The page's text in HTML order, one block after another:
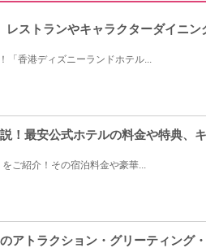
ストランやキャラクターダイニン
「香港ディズニーランドホテル...
！最安公式ホテルの料金や特典、
ご紹介！その宿泊料金や豪華...
トラクション・グリーティング